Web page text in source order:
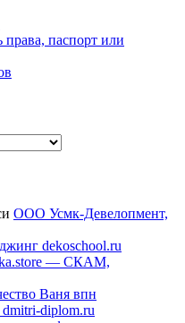
права, паспорт или
ООО Усмк-Девелопмент,
dekoschool.ru
— СКАМ,
Ваня впн
diplom.ru